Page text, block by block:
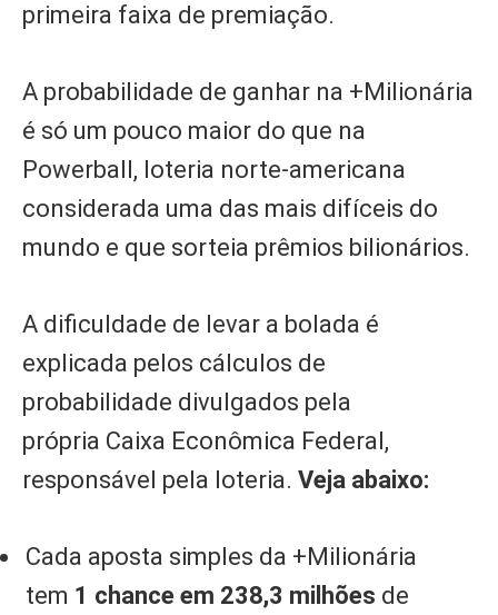
primeira faixa de premiação.
A probabilidade de ganhar na +Milionária
é só um pouco maior do que na
Powerball, loteria norte-americana
considerada uma das mais difíceis do
mundo e que sorteia prêmios bilionários.
A dificuldade de levar a bolada é
explicada pelos cálculos de
probabilidade divulgados pela
própria Caixa Econômica Federal,
responsável pela loteria. Veja abaixo:
Cada aposta simples da +Milionária
tem 1 chance em 238,3 milhões de